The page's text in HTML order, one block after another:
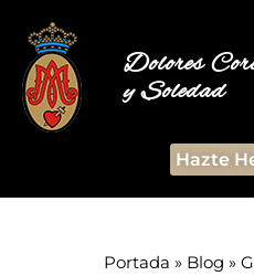
Dolores
y Soledad
Hazte
Portada » Blog »